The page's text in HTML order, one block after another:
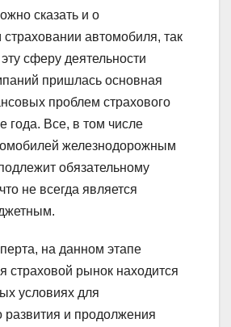
сказать и о
автомобиля, так
сферу деятельности
пришлась основная
проблем страхового
года. Все, в том числе
железнодорожным
обязательному
не всегда является
на данном этапе
страховой рынок находится
условиях для
развития и продолжения